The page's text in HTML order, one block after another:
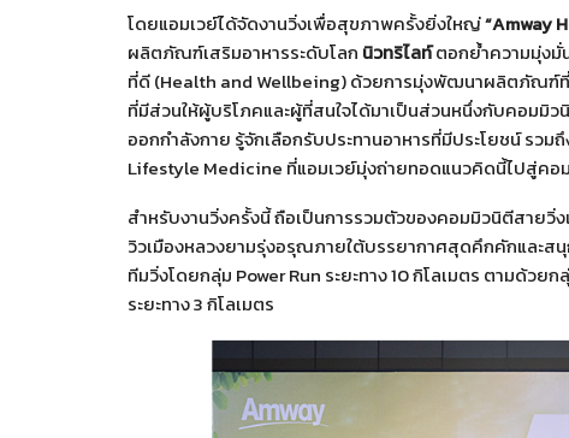
โดยแอมเวย์ได้จัดงานวิ่งเพื่อสุขภาพครั้งยิ่งใหญ่“Amway
ผลิตภัณฑ์เสริมอาหารระดับโลก นิวทริไลท์ตอกย้ำความมุ่งมั่
ที่ดี (Health and Wellbeing) ด้วยการมุ่งพัฒนาผลิตภัณฑ์
ที่มีส่วนให้ผู้บริโภคและผู้ที่สนใจได้มาเป็นส่วนหนึ่งกับคอมมิ
ออกกำลังกาย รู้จักเลือกรับประทานอาหารที่มีประโยชน์ รว
Lifestyle Medicine ที่แอมเวย์มุ่งถ่ายทอดแนวคิดนี้ไปสู่คอ
สำหรับงานวิ่งครั้งนี้ ถือเป็นการรวมตัวของคอมมิวนิตีสาย
วิวเมืองหลวงยามรุ่งอรุณภายใต้บรรยากาศสุดคึกคักและ
ทีมวิ่งโดยกลุ่ม Power Run ระยะทาง 10 กิโลเมตร ตามด้วย
ระยะทาง 3 กิโลเมตร